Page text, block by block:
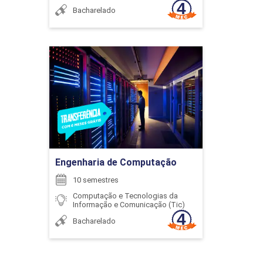
GOVERNANÇA E ESTRATÉGIA
48
INTRODUÇÃO AOS ESTUDOS NA
EDUCAÇÃO A DISTÂNCIA
48
Bacharelado
Engenharia de Computação
10 semestres
Computação e Tecnologias da
Informação e Comunicação (Tic)
Bacharelado
Engenharia de Computação
Detalhes do curso
Ir para Inscrição